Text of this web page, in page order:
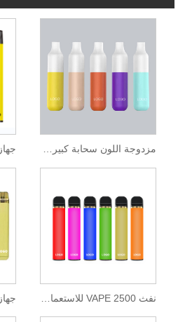
جهاز قرنة يمكن التخلص منه بقوة 850 مللي أمبير وبطارية 1600 نفث مزدوجة اللون سحابة كبيرة يمكن التخلص منها 2000 نفث
جهاز POD القابل للتصرف OEM 1800 نفث نفث VAPE 2500 للاستعمال مرة واحدة مع سائل إلكتروني 9.5 مل